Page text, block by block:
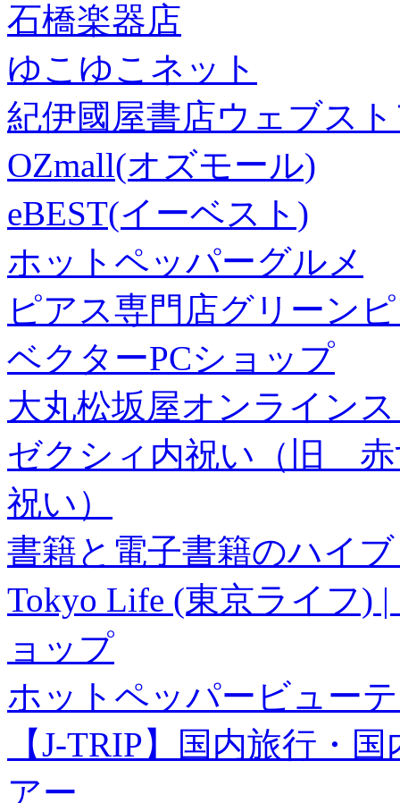
石橋楽器店
ゆこゆこネット
紀伊國屋書店ウェブス
OZmall(オズモール)
eBEST(イーベスト)
ホットペッパーグルメ
ピアス専門店グリーン
ベクターPCショップ
大丸松坂屋オンライン
ゼクシィ内祝い（旧 赤
祝い）
書籍と電子書籍のハイ
Tokyo Life (東京ライフ)
ョップ
ホットペッパービュー
【J-TRIP】国内旅行・
アー